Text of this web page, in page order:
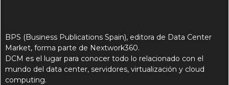
BPS (Business Publications Spain), editora de Data Center
Market, forma parte de Nextwork360.
DCM es el lugar para conocer todo lo relacionado con el
mundo del data center, servidores, virtualización y cloud
computing.